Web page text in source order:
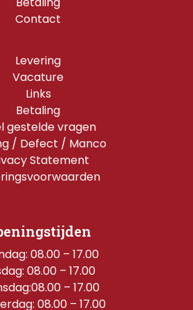
Contact
Levering
Vacature
Links
Betaling
gestelde vragen
/ Defect / Manco
Statement
08.00 – 17.00
08.00 – 17.00
– 17.00
08.00 – 17.00